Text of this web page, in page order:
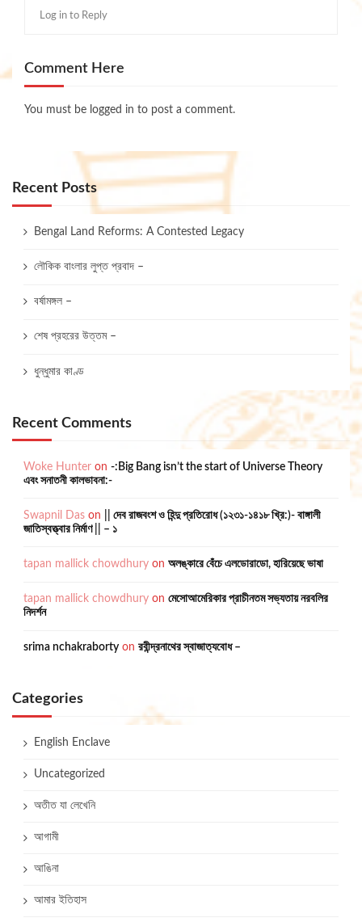
Log in to Reply
Comment Here
You must be logged in to post a comment.
Recent Posts
Bengal Land Reforms: A Contested Legacy
লৌকিক বাংলার লুপ্ত প্রবাদ –
বর্ষামঙ্গল –
শেষ প্রহরের উত্তম –
ধুন্ধুমার কাণ্ড
Recent Comments
Woke Hunter on -:Big Bang isn’t the start of Universe Theory
এবং সনাতনী কালভাবনা:-
Swapnil Das on
|| দেব রাজবংশ ও হিন্দু প্রতিরোধ (১২৩১-১৪১৮ খ্রি:)- বাঙ্গালী
জাতিস্বত্ত্বার নির্মাণ || – ১
tapan mallick chowdhury on অলঙ্কারে বেঁচে এলডোরাডো, হারিয়েছে ভাষা
tapan mallick chowdhury on মেসোআমেরিকার প্রাচীনতম সভ্যতায় নরবলির
নিদর্শন
srima nchakraborty on রবীন্দ্রনাথের স্বাজাত্যবোধ –
Categories
English Enclave
Uncategorized
অতীত যা লেখেনি
আগামী
আঙিনা
আমার ইতিহাস